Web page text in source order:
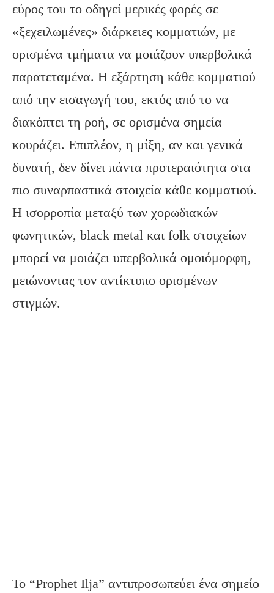
εύρος του το οδηγεί μερικές φορές σε
«ξεχειλωμένες» διάρκειες κομματιών, με
ορισμένα τμήματα να μοιάζουν υπερβολικά
παρατεταμένα. Η εξάρτηση κάθε κομματιού
από την εισαγωγή του, εκτός από το να
διακόπτει τη ροή, σε ορισμένα σημεία
κουράζει. Επιπλέον, η μίξη, αν και γενικά
δυνατή, δεν δίνει πάντα προτεραιότητα στα
πιο συναρπαστικά στοιχεία κάθε κομματιού.
Η ισορροπία μεταξύ των χορωδιακών
φωνητικών, black metal και folk στοιχείων
μπορεί να μοιάζει υπερβολικά ομοιόμορφη,
μειώνοντας τον αντίκτυπο ορισμένων
στιγμών.
Το “Prophet Ilja” αντιπροσωπεύει ένα σημείο